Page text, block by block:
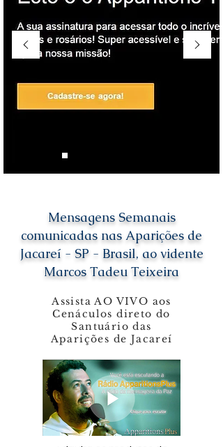
Mensagens Semanais
comunicadas nas Aparições de
Jacareí - SP - Brasil, ao vidente
Marcos Tadeu Teixeira
Assista AO VIVO aos
Cenáculos direto do
Santuário das
Aparições de Jacareí